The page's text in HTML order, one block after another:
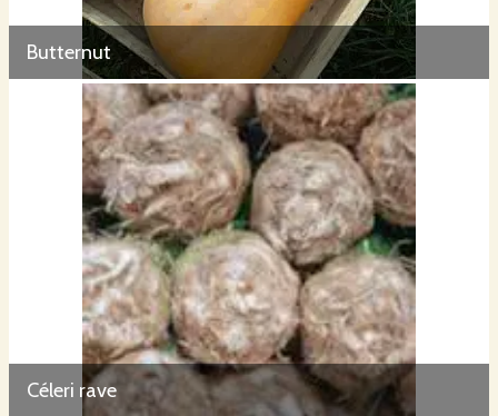
Butternut
Céleri rave